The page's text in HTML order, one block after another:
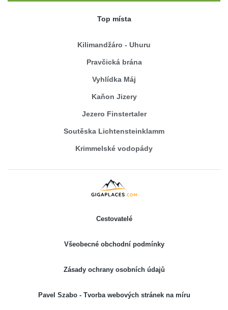
Top místa
Kilimandžáro - Uhuru
Pravčická brána
Vyhlídka Máj
Kaňon Jizery
Jezero Finstertaler
Soutěska Lichtensteinklamm
Krimmelské vodopády
Cestovatelé
Všeobecné obchodní podmínky
Zásady ochrany osobních údajů
Pavel Szabo - Tvorba webových stránek na míru